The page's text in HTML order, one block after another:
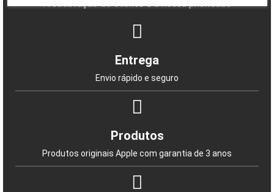
A satisfação do cliente é a nossa prioridade
Entrega
Envio rápido e seguro
Produtos
Produtos originais Apple com garantia de 3 anos